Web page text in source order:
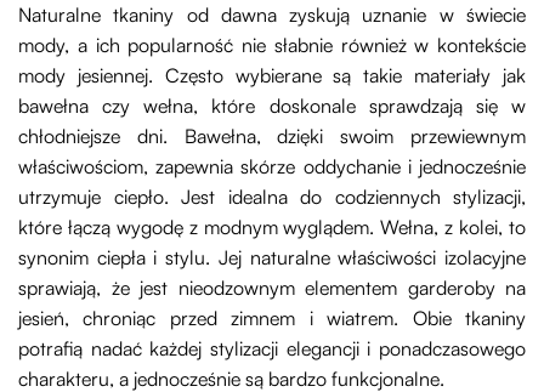
Naturalne tkaniny od dawna zyskują uznanie w świecie
mody, a ich popularność nie słabnie również w kontekście
mody jesiennej. Często wybierane są takie materiały jak
bawełna czy wełna, które doskonale sprawdzają się w
chłodniejsze dni. Bawełna, dzięki swoim przewiewnym
właściwościom, zapewnia skórze oddychanie i jednocześnie
utrzymuje ciepło. Jest idealna do codziennych stylizacji,
które łączą wygodę z modnym wyglądem. Wełna, z kolei, to
synonim ciepła i stylu. Jej naturalne właściwości izolacyjne
sprawiają, że jest nieodzownym elementem garderoby na
jesień, chroniąc przed zimnem i wiatrem. Obie tkaniny
potrafią nadać każdej stylizacji elegancji i ponadczasowego
charakteru, a jednocześnie są bardzo funkcjonalne.